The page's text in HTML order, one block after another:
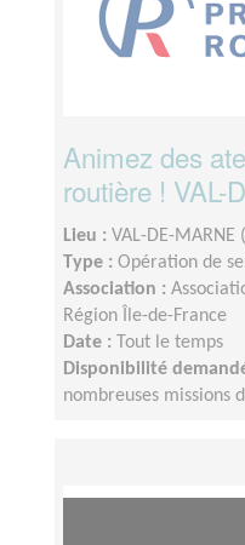
Animez des
routière ! VAL-
Lieu : VAL-DE-MARNE
Type : Opération de
Association :
Région Île-de-France
Date :
Tout le temps
Disponibilité
nombreuses missions